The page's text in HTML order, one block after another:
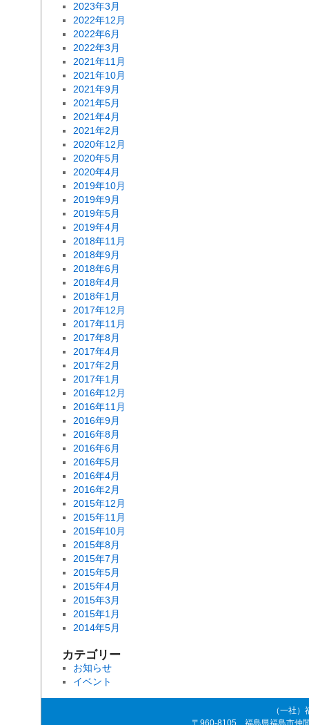
2023年3月
2022年12月
2022年6月
2022年3月
2021年11月
2021年10月
2021年9月
2021年5月
2021年4月
2021年2月
2020年12月
2020年5月
2020年4月
2019年10月
2019年9月
2019年5月
2019年4月
2018年11月
2018年9月
2018年6月
2018年4月
2018年1月
2017年12月
2017年11月
2017年8月
2017年4月
2017年2月
2017年1月
2016年12月
2016年11月
2016年9月
2016年8月
2016年6月
2016年5月
2016年4月
2016年2月
2015年12月
2015年11月
2015年10月
2015年8月
2015年7月
2015年5月
2015年4月
2015年3月
2015年1月
2014年5月
カテゴリー
お知らせ
イベント
（一社
〒960-8105 福島県福島市仲